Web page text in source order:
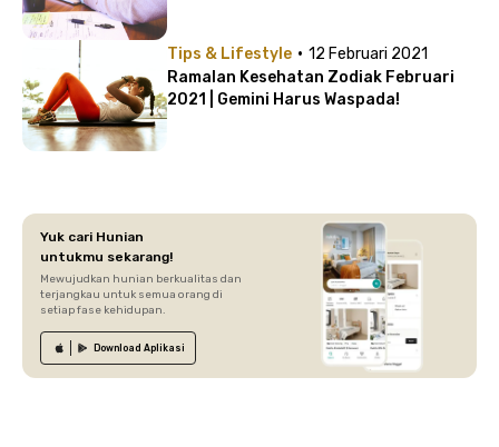
Tips & Lifestyle · 12 Februari 2021
Ramalan Kesehatan Zodiak Februari
2021 | Gemini Harus Waspada!
Yuk cari Hunian
untukmu sekarang!
Mewujudkan hunian berkualitas dan
terjangkau untuk semua orang di
setiap fase kehidupan.
Download Aplikasi